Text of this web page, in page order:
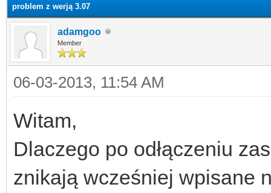
problem z werją 3.07
adamgoo
Member
06-03-2013, 11:54 AM
Witam,
Dlaczego po odłączeniu
znikają wcześniej wpisane